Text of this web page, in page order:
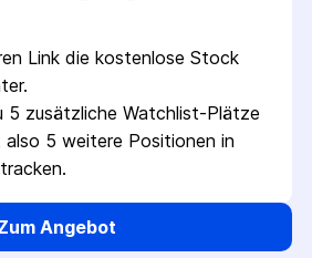
Link die kostenlose Stock
5 zusätzliche Watchlist-Plätze
5 weitere Positionen in
Angebot